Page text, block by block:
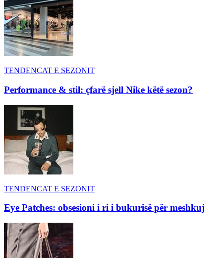
TENDENCAT E SEZONIT
Performance & stil: çfarë sjell Nike këtë sezon?
TENDENCAT E SEZONIT
Eye Patches: obsesioni i ri i bukurisë për meshkuj